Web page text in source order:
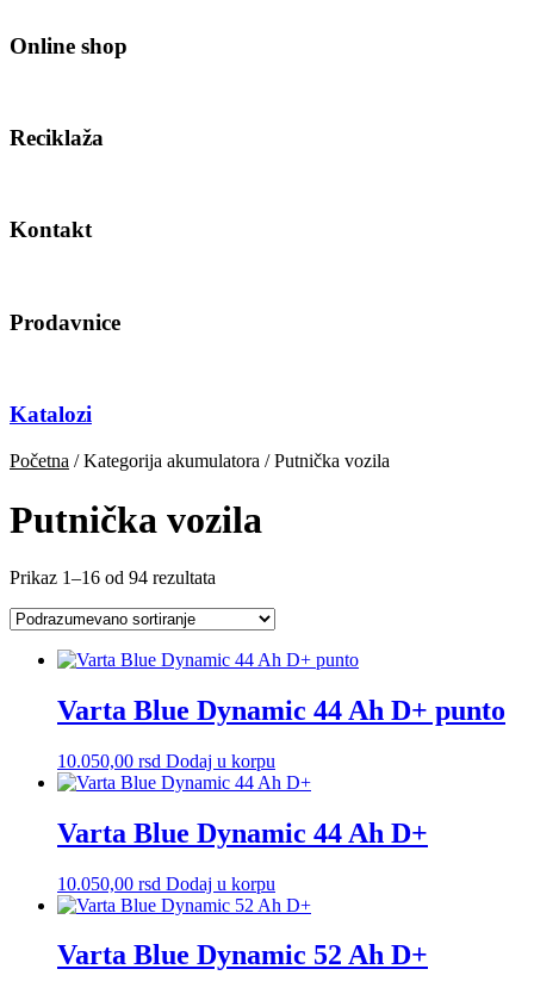
Online shop
Reciklaža
Kontakt
Prodavnice
Katalozi
Početna / Kategorija akumulatora / Putnička vozila
Putnička vozila
Prikaz 1–16 od 94 rezultata
Varta Blue Dynamic 44 Ah D+ punto
10.050,00 rsd Dodaj u korpu
Varta Blue Dynamic 44 Ah D+
10.050,00 rsd Dodaj u korpu
Varta Blue Dynamic 52 Ah D+